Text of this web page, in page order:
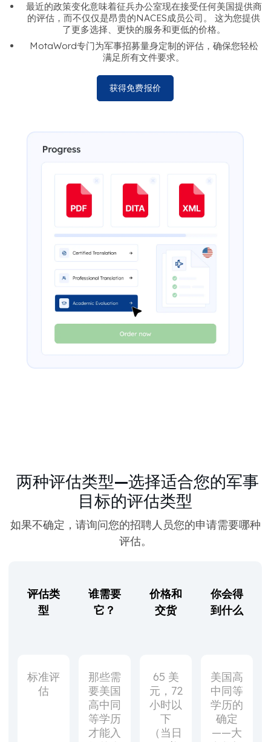
最近的政策变化意味着征兵办公室现在接受任何美国提供商
的评估，而不仅仅是昂贵的NACES成员公司。 这为您提供
了更多选择、更快的服务和更低的价格。
MotaWord专门为军事招募量身定制的评估，确保您轻松
满足所有文件要求。
获得免费报价
两种评估类型—选择适合您的军事
目标的评估类型
如果不确定，请询问您的招聘人员您的申请需要哪种
评估。
评估类
型
谁需要
它？
价格和
交货
你会得
到什么
标准评
估
那些需
要美国
高中同
等学历
才能入
65 美
元，72
小时以
下
（当日
美国高
中同等
学历的
确定
——大